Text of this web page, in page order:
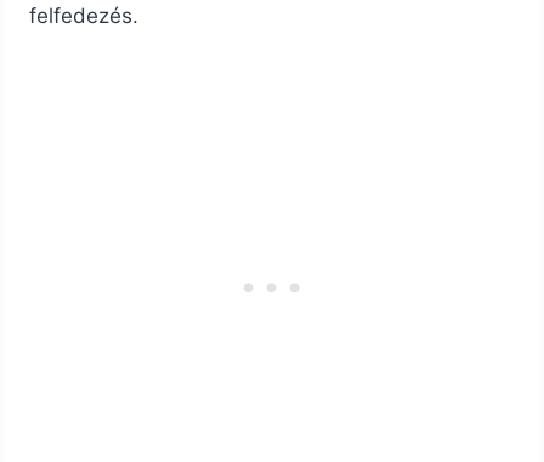
felfedezés.